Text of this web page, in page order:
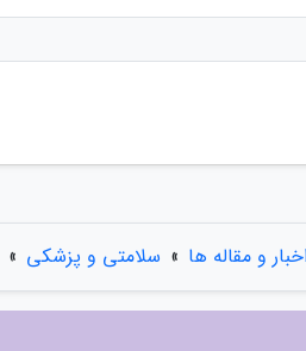
و مقاله ها » سلامتی و پزشکی »